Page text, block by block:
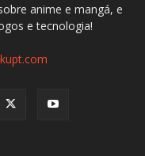
anime e mangá, e
e tecnologia!